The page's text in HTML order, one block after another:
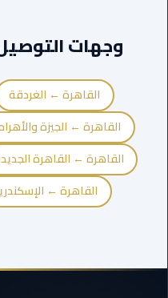
ليموزين
ليموزين
مرسي
علم
ليموزين
الساحل
وجهات
القاهرة ← الغردقة
القاهرة ← الجيزة
القاهرة ← القاهرة
القاهرة ←